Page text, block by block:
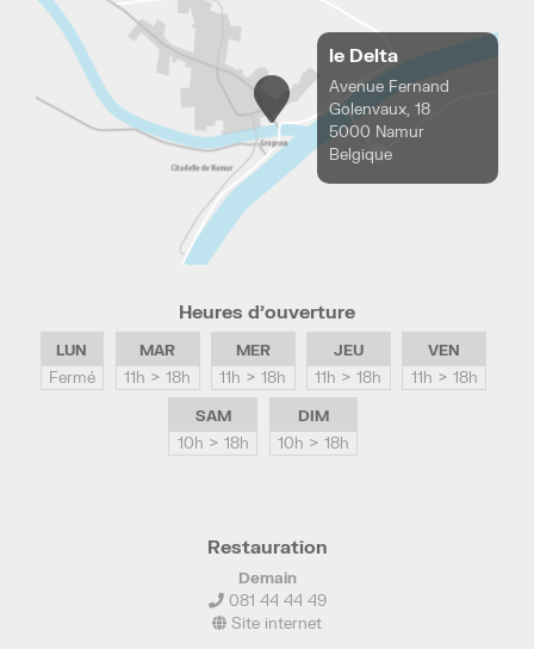
le Delta
Avenue Fernand
Golenvaux, 18
5000 Namur
Belgique
Heures d’ouverture
LUN
Fermé
MAR
11h > 18h
MER
11h > 18h
JEU
11h > 18h
VEN
11h > 18h
SAM
10h > 18h
DIM
10h > 18h
Restauration
Demain
081 44 44 49
Site internet